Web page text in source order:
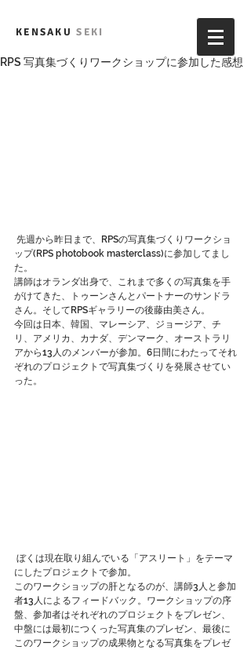
KENSAKUSEKI
RPS 写真集づくりワークショップに参加した感想
ップ(RPS photobook masterclass)に参加してまし
た。
講師はオランダ出身で、これまで多くの写真集を手
がけてきた、トゥーンさんとパートナーのサンドラ
さん。そしてRPSギャラリーの後藤由美さん。
今回は日本、韓国、マレーシア、ジョージア、チ
リ、アメリカ、カナダ、デンマーク、オーストラリ
アから13人のメンバーが参加。6日間にわたってそれ
ぞれのプロジェクトで写真集づくりを発展させてい
った。
にしたプロジェクトで参加。
このワークショップの肝となるのが、講師3人と参加
者13人によるフィードバック。ワークショップの序
盤、参加者はそれぞれのプロジェクトをプレゼン、
中盤には最初につくった写真集のプレゼン、最後に
このワークショップの成果物となる写真集をプレゼ